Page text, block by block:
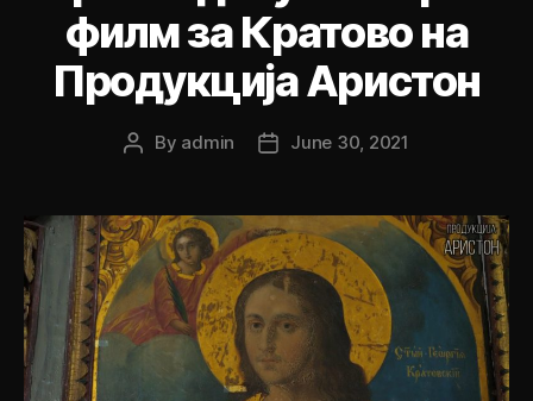
филм за Кратово на
Продукција Аристон
Post
By admin
PostJune 30, 2021